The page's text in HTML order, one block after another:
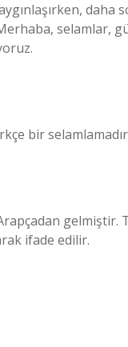
daha
selamlar,
bir
gelmiştir.
ifade edilir.